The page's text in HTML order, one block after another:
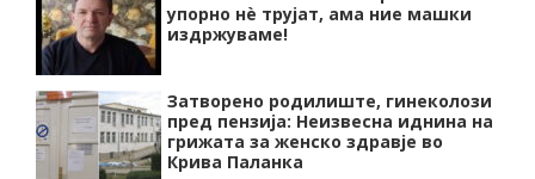
упорно нѐ трујат, ама ние машки
издржуваме!
Затворено родилиште, гинеколози
пред пензија: Неизвесна иднина на
грижата за женско здравје во
Крива Паланка